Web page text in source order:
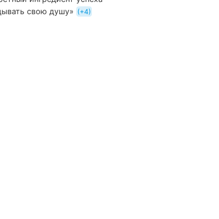
свою душу»
+4